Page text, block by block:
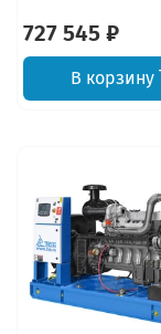
727 545 ₽
В корзину